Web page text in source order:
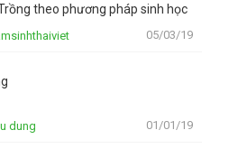
theo phương pháp sinh học
khoẻ.
05/03/19
dung 01/01/19